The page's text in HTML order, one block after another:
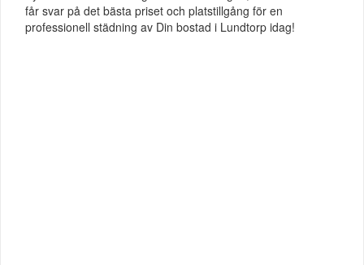
får svar på det bästa priset och platstillgång för en
professionell städning av Din bostad i Lundtorp idag!